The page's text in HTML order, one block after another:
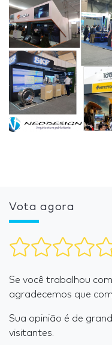
Vota agora
Se você trabalhou
agradecemos que
Sua opinião é de
visitantes.